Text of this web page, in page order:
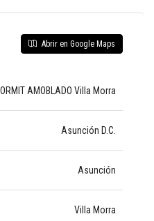
Abrir en Google Maps
AMOBLADO Villa Morra
Asunción D.C.
Asunción
Villa Morra